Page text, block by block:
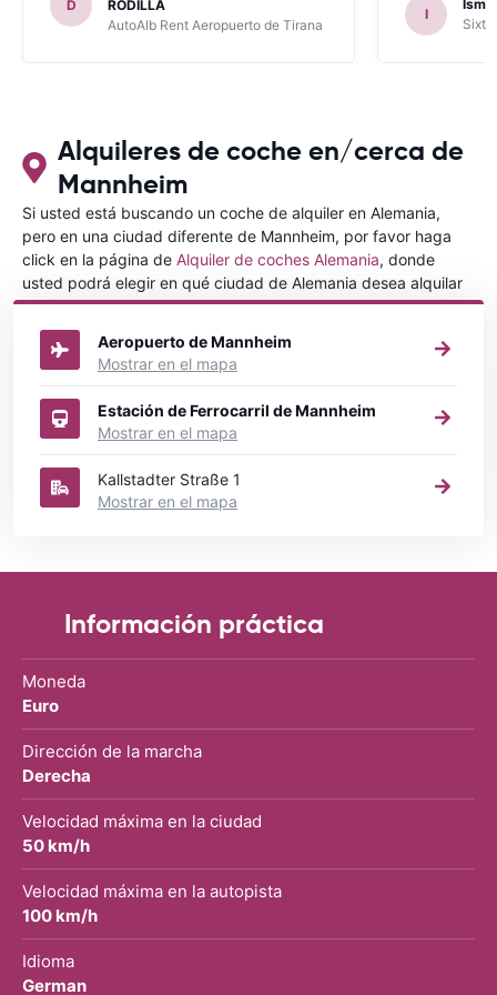
había leído en varios blog). En mis
anteriores viajes nunca había alquilado
para ALBANIA
D
RODILLA
AutoAlb Rent Aeropuerto de Tirana
I
Sixt
Alquileres de coche en/cerca de
Mannheim
Si usted está buscando un coche de alquiler en Alemania,
pero en una ciudad diferente de Mannheim, por favor haga
click en la página de Alquiler de coches Alemania, donde
usted podrá elegir en qué ciudad de Alemania desea alquilar
un coche.
Aeropuerto de Mannheim
Mostrar en el mapa
Estación de Ferrocarril de Mannheim
Mostrar en el mapa
Kallstadter Straße 1
Mostrar en el mapa
Información práctica
Moneda
Euro
Dirección de la marcha
Derecha
Velocidad máxima en la ciudad
50 km/h
Velocidad máxima en la autopista
100 km/h
Idioma
German